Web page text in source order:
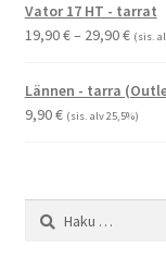
Vator 17 HT - tarrat
19,90€– 29,90€
-
(sis.
Lännen - tarra
9,90€ (sis. alv 25,5%)
Haku: